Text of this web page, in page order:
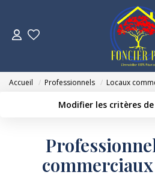
VENTES
NOUS
Accueil Professionnels Locaux
Modifier les critères
Surface min